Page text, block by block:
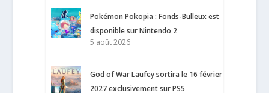
Pokémon Pokopia : Fonds-Bulleux est
disponible sur Nintendo 2
5 août 2026
God of War Laufey sortira le 16 février
2027 exclusivement sur PS5